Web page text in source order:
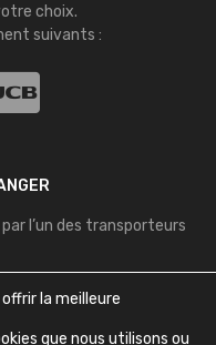
choix.
suivants :
l’un des transporteurs
la meilleure
que nous utilisons ou